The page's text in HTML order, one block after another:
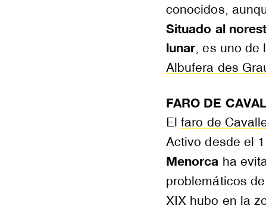
conocidos,
Situado al
lunar, es uno de
Albufera des
FARO DE
Elfaro de
Activo desde el
Menorca ha
problemáticos
XIX hubo en la